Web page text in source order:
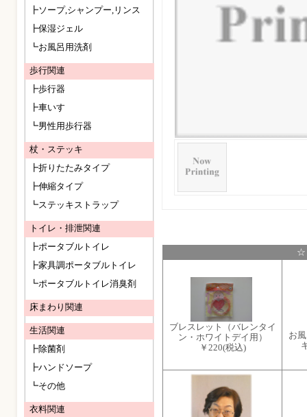
☆
ブレスレット（バレンタイ
ン・ホワイトデイ用）
￥220(税込)
お
┣ソープ,シャンプー,リンス
┣保湿ジェル
┗お風呂用洗剤
歩行関連
┣歩行器
┣車いす
┗男性用歩行器
杖・ステッキ
┣折りたたみタイプ
┣伸縮タイプ
┗ステッキストラップ
トイレ・排泄関連
┣ポータブルトイレ
┣家具調ポータブルトイレ
┗ポータブルトイレ消臭剤
床まわり関連
生活関連
┣除菌剤
┣ハンドソープ
┗その他
衣料関連